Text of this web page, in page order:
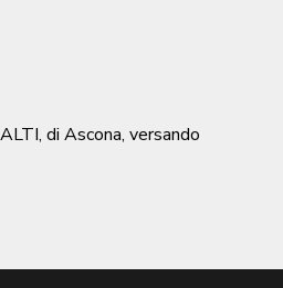
di Ascona, versando